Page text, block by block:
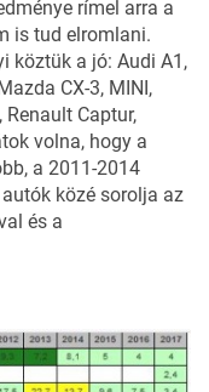
rímel arra a
is tud elromlani.
köztük a jó: Audi A1,
CX-3, MINI,
Captur,
volna, hogy a
a 2011-2014
közé sorolja az
és a